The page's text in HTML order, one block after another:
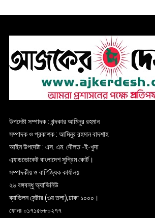
উপদেষ্টা সম্পাদক : খন্দকার আমিনুর রহমান
সম্পাদক ও প্রকাশক : আমিনুর রহমান বাদশাহ
আইন উপদেষ্টা : এস. এম. দৌলত -ই-খুদা
এ্যাডভোকেট বাংলাদেশ সুপ্রিম কোর্ট।
সম্পাদকীয় ও বাণিজ্যিক কার্যালয়
২৬ বঙ্গবন্ধু অ্যাভিনিউ
ব্যাভিলন সেন্টার (৩য় তলা),ঢাকা ১০০০।
ফোনঃ ০১৭১৫৮৮০২৭৭